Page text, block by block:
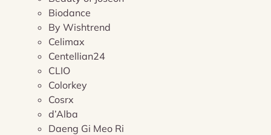
Biodance
By Wishtrend
Celimax
Centellian24
CLIO
Colorkey
Cosrx
d’Alba
Daeng Gi Meo Ri